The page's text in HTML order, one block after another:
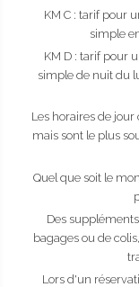
KM C : tarif pour
simple
KM D : tarif pour
simple de nuit du
Les horaires de
mais sont le plus
Quel que soit le
Des
bagages ou de
Lors d'un